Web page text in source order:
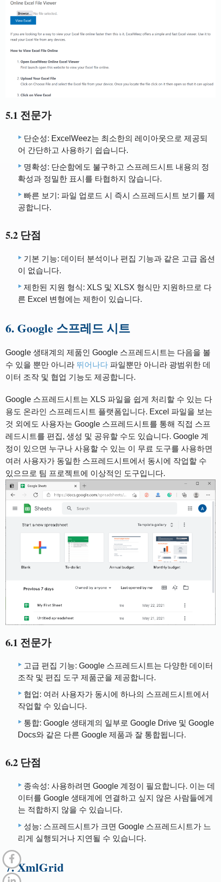
5.1 전문가
단순성: ExcelWeez는 최소한의 레이아웃으로 제공되
어 간단하고 사용하기 쉽습니다.
명확성: 단순함에도 불구하고 스프레드시트 내용의 정
확성과 정밀한 표시를 타협하지 않습니다.
빠른 보기: 파일 업로드 시 즉시 스프레드시트 보기를 제
공합니다.
5.2 단점
기본 기능: 데이터 분석이나 편집 기능과 같은 고급 옵션
이 없습니다.
제한된 지원 형식: XLS 및 XLSX 형식만 지원하므로 다
른 Excel 변형에는 제한이 있습니다.
6. Google 스프레드 시트
Google 생태계의 제품인 Google 스프레드시트는 다음을 볼
수 있을 뿐만 아니라 뛰어나다 파일뿐만 아니라 광범위한 데
이터 조작 및 협업 기능도 제공합니다.
Google 스프레드시트는 XLS 파일을 쉽게 처리할 수 있는 다
용도 온라인 스프레드시트 플랫폼입니다. Excel 파일을 보는
것 외에도 사용자는 Google 스프레드시트를 통해 직접 스프
레드시트를 편집, 생성 및 공유할 수도 있습니다. Google 계
정이 있으면 누구나 사용할 수 있는 이 무료 도구를 사용하면
여러 사용자가 동일한 스프레드시트에서 동시에 작업할 수
있으므로 팀 프로젝트에 이상적인 도구입니다.
6.1 전문가
고급 편집 기능: Google 스프레드시트는 다양한 데이터
조작 및 편집 도구 제품군을 제공합니다.
협업: 여러 사용자가 동시에 하나의 스프레드시트에서
작업할 수 있습니다.
통합: Google 생태계의 일부로 Google Drive 및 Google
Docs와 같은 다른 Google 제품과 잘 통합됩니다.
6.2 단점
종속성: 사용하려면 Google 계정이 필요합니다. 이는 데
이터를 Google 생태계에 연결하고 싶지 않은 사람들에게
는 적합하지 않을 수 있습니다.
성능: 스프레드시트가 크면 Google 스프레드시트가 느
리게 실행되거나 지연될 수 있습니다.
7. XmlGrid